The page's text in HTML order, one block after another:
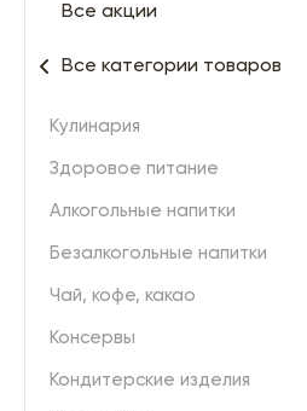
Все акции
Все категории товаров
Кулинария
Здоровое питание
Алкогольные напитки
Безалкогольные напитки
Чай, кофе, какао
Консервы
Кондитерские изделия